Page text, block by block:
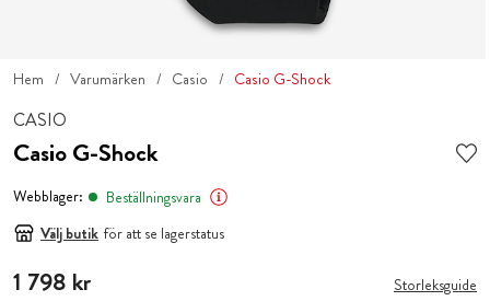
Hem Varumärken Casio Casio G-Shock
CASIO
Casio G-Shock
Webblager:
Beställningsvara
Välj butik för att se lagerstatus
Pris:1 798 kr
1 798 kr Storleksguide